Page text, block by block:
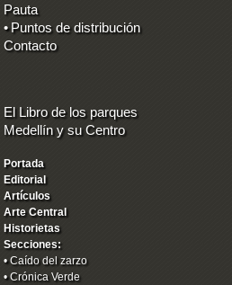
Pauta
• Puntos de distribución
Contacto
El Libro de los parques
Medellín y su Centro
Portada
Editorial
Artículos
Arte Central
Historietas
Secciones:
•Caído del zarzo
•Crónica Verde